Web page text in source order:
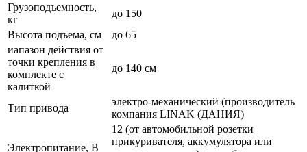
Грузоподъемность,
кг
до 150
Высота подъема, см
до 65
иапазон действия от
точки крепления в
комплекте с
калиткой
до 140 см
Тип привода
электро-механический (производитель
компания LINAK (ДАНИЯ)
Электропитание, В
12 (от автомобильной розетки
прикуривателя, аккумулятора или